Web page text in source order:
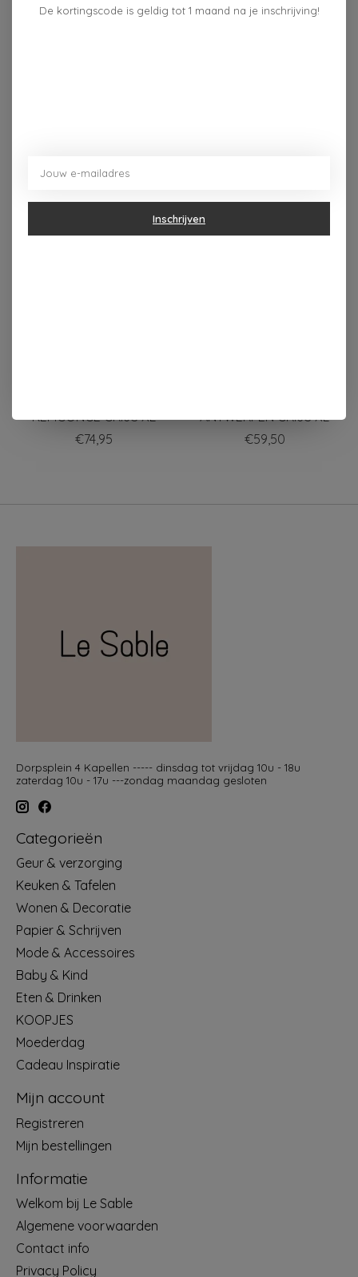
Ook na meerdere wasbeurten blijft de opdruk en de
pasvorm van deze T-shirt hetzelfde. We maken gebruik
Items van productcarrousel
KEMCONGE GRIJS XL
€74,95
ANTWERPEN GRIJS XL
€59,50
Dorpsplein 4 Kapellen ----- dinsdag tot vrijdag 10u - 18u
zaterdag 10u - 17u ---zondag maandag gesloten
Categorieën
Geur & verzorging
Keuken & Tafelen
Wonen & Decoratie
Papier & Schrijven
Mode & Accessoires
Baby & Kind
Eten & Drinken
KOOPJES
Moederdag
Cadeau Inspiratie
Mijn account
Registreren
Mijn bestellingen
Informatie
Welkom bij Le Sable
Algemene voorwaarden
Contact info
Privacy Policy
De kortingscode is geldig tot 1 maand na je inschrijving!
Inschrijven